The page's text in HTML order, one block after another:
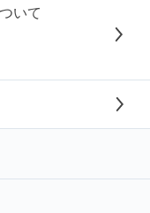
いて